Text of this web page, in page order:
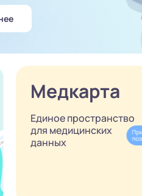
Медкарта
Единое пространство
для медицинских
данных